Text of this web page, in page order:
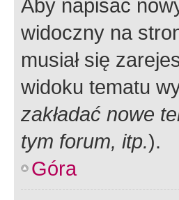
Aby napisać
widoczny na
musiał się
widoku tematu
zakładać nowe
tym forum, itp.).
Góra